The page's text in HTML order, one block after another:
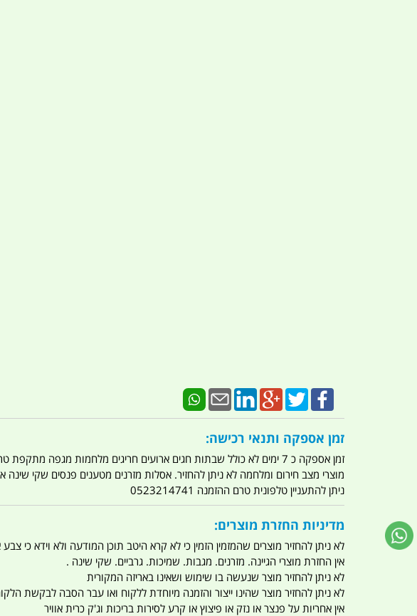
זמן אספקה ותנאי רכישה:
זמן אספקה כ 7 ימים לא כולל שבתות חגים ארועים חריגים מלחמות מגפה מתקפת טרור מתקפת מחשבים
מוצרי מצב חירום ומלחמה לא ניתן להחזיר. אסלות מזרנים מטענים פנסים שקי
ניתן להתעניין טלפונית טרם ההזמנה 0523214741
מדיניות החזרת מוצרים:
לא ניתן להחזיר מוצרים שהמזמין הזמין כי לא קרא היטב תוכן המודעה ולא וידא כי
אין החזרת מוצרי הגיינה. מזרנים. מגבות. שמיכות. גרביים. שקי שינה .
לא ניתן להחזיר מוצר שנעשה בו שימוש ושאינו באריזה המקורית
לא ניתן להחזיר מוצר שהינו ייצור והזמנה מיוחדת ללקוח ואו עבר הסבה לבקשת
אין אחריות על פנצר או נזק או פיצוץ או קרע לסירות בריכות וג'ק כרית אוויר